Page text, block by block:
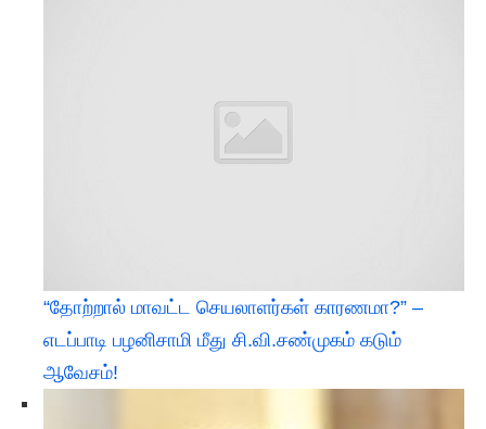
“தோற்றால் மாவட்ட செயலாளர்கள் காரணமா?” –
எடப்பாடி பழனிசாமி மீது சி.வி.சண்முகம் கடும்
ஆவேசம்!